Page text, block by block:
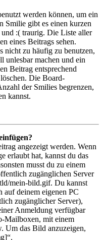
werden können, um ein
Smilie gibt es einen kurzen
:( traurig. Die Liste aller
eines Beitrags sehen.
nicht zu häufig zu benutzen,
unlesbar machen und ein
Beitrag entsprechend
Die Board-
der Smilies begrenzen,
kannst.
angezeigt werden. Wenn
erlaubt hat, kannst du das
musst du zu einem
zugänglichen Server
mein-bild.gif. Du kannst
deinem eigenen PC
zugänglicher Server),
Anmeldung verfügbar
Mailboxen, mit einem
Um das Bild anzuzeigen,